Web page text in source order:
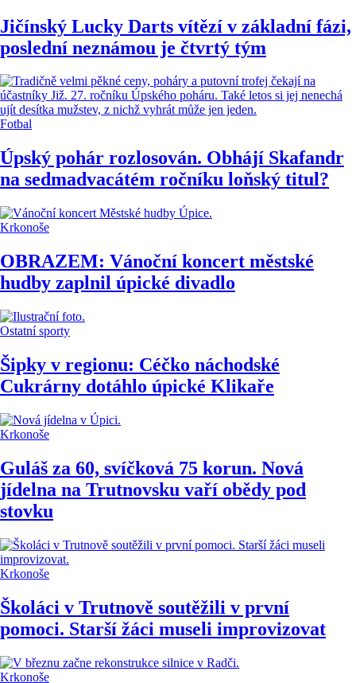
Jičínský Lucky Darts vítězí v základní fázi,
poslední neznámou je čtvrtý tým
Fotbal
Úpský pohár rozlosován. Obhájí Skafandr
na sedmadvacátém ročníku loňský titul?
Krkonoše
OBRAZEM: Vánoční koncert městské
hudby zaplnil úpické divadlo
Ostatní sporty
Šipky v regionu: Céčko náchodské
Cukrárny dotáhlo úpické Klikaře
Krkonoše
Guláš za 60, svíčková 75 korun. Nová
jídelna na Trutnovsku vaří obědy pod
stovku
Krkonoše
Školáci v Trutnově soutěžili v první
pomoci. Starší žáci museli improvizovat
Krkonoše